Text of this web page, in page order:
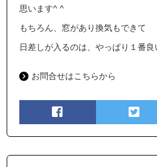
思います^ ^
もちろん、窓があり換気もできて
日差しが入るのは、やっぱり１番
お問合せはこちらから